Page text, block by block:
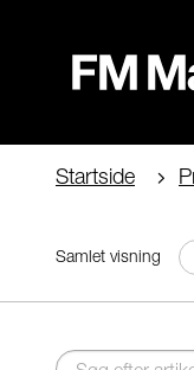
Startside
Samlet visning